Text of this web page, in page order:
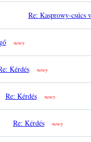
Re: Kasprowy-csúcs
nowy
Kérdés nowy
Re: Kérdés nowy
Re: Kérdés nowy